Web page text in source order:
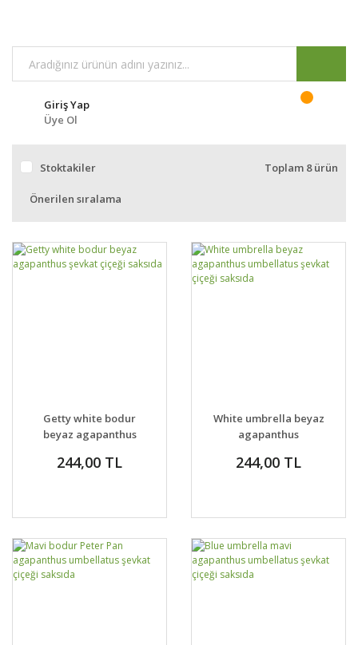
Giriş Yap
Üye Ol
Stoktakiler Toplam 8 ürün
Getty white bodur
beyaz agapanthus
244,00 TL
White umbrella beyaz
agapanthus
çiçeği saksıda
244,00 TL